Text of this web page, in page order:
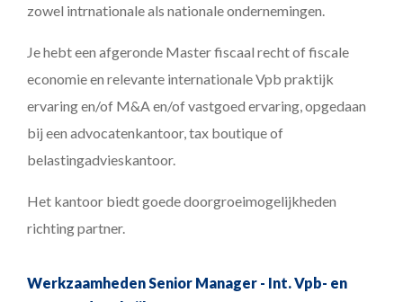
zowel intrnationale als nationale ondernemingen.
Je hebt een afgeronde Master fiscaal recht of fiscale
economie en relevante internationale Vpb praktijk
ervaring en/of M&A en/of vastgoed ervaring, opgedaan
bij een advocatenkantoor, tax boutique of
belastingadvieskantoor.
Het kantoor biedt goede doorgroeimogelijkheden
richting partner.
Werkzaamheden Senior Manager - Int. Vpb- en